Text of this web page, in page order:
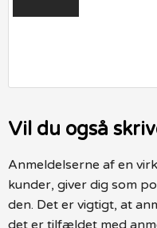
Vil du også
Anmeldelserne af en
kunder, giver dig som
den. Det er vigtigt, at
det er tilfældet med